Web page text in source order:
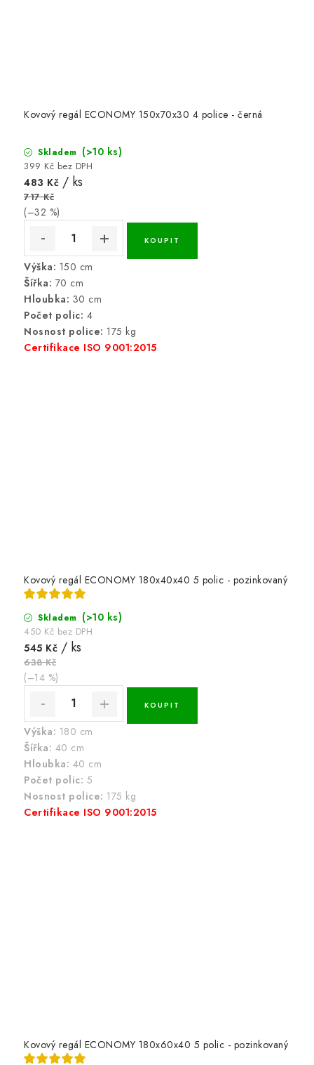
Kovový regál ECONOMY 150x70x30 4 police - černá
Skladem (>10 ks)
399 Kč bez DPH
483 Kč / ks
717 Kč
(–32 %)
Výška: 150 cm
Šířka: 70 cm
Hloubka: 30 cm
Počet polic: 4
Nosnost police: 175 kg
Certifikace ISO 9001:2015
Kovový regál ECONOMY 180x40x40 5 polic - pozinkovaný
Skladem (>10 ks)
450 Kč bez DPH
545 Kč / ks
638 Kč
(–14 %)
Výška: 180 cm
Šířka: 40 cm
Hloubka: 40 cm
Počet polic: 5
Nosnost police: 175 kg
Certifikace ISO 9001:2015
Kovový regál ECONOMY 180x60x40 5 polic - pozinkovaný